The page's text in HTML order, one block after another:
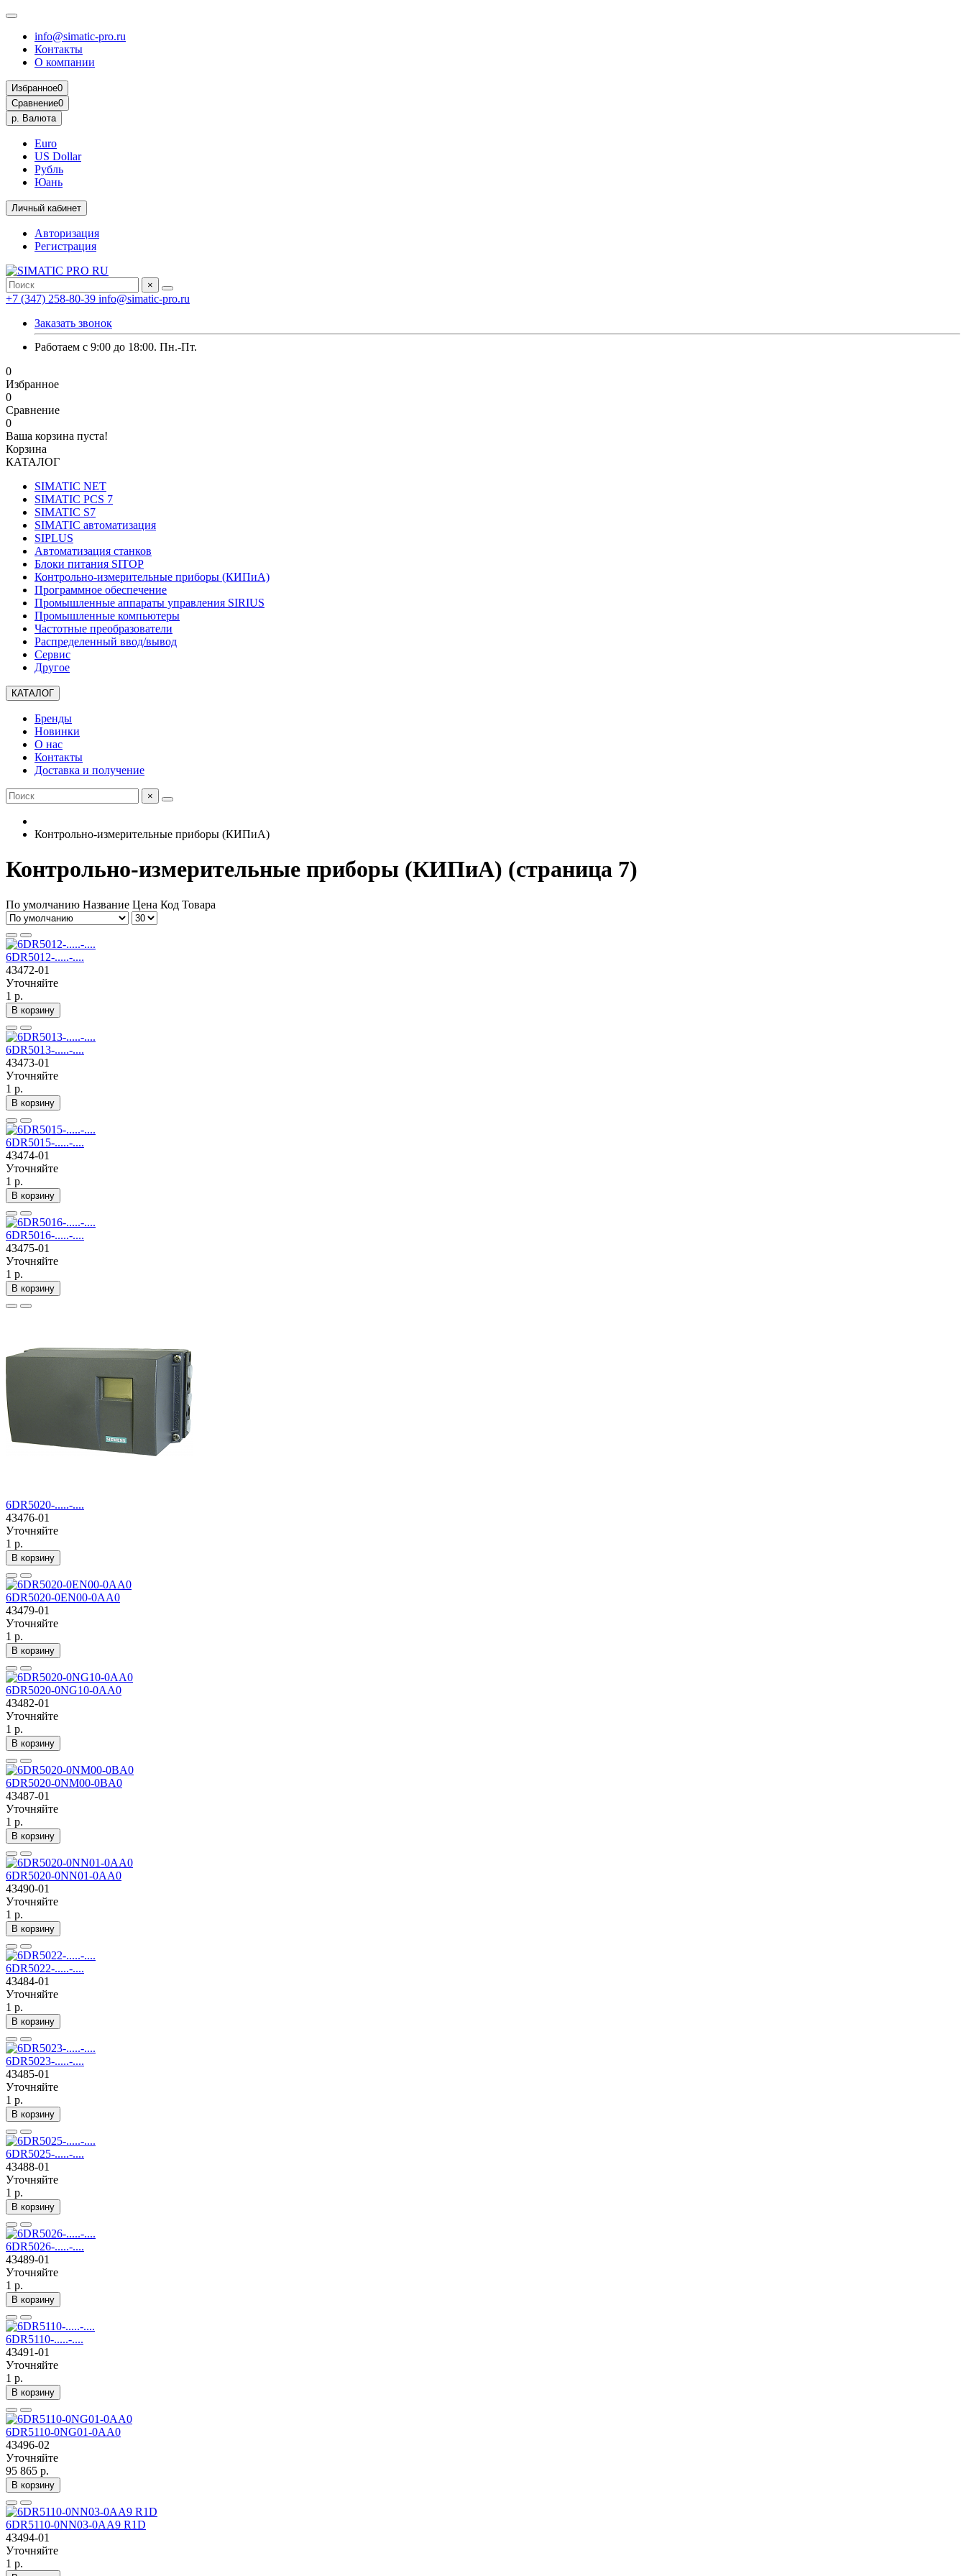
info@simatic-pro.ru
Контакты
О компании
Избранное0
Сравнение0
р. Валюта
Euro
US Dollar
Рубль
Юань
Личный кабинет
Авторизация
Регистрация
×
+7 (347) 258-80-39 info@simatic-pro.ru
Заказать звонок
Работаем с 9:00 до 18:00. Пн.-Пт.
0
Избранное
0
Сравнение
0
Ваша корзина пуста!
Корзина
КАТАЛОГ
SIMATIC NET
SIMATIC PCS 7
SIMATIC S7
SIMATIC автоматизация
SIPLUS
Автоматизация станков
Блоки питания SITOP
Контрольно-измерительные приборы (КИПиА)
Программное обеспечение
Промышленные аппараты управления SIRIUS
Промышленные компьютеры
Частотные преобразователи
Распределенный ввод/вывод
Сервис
Другое
КАТАЛОГ
Бренды
Новинки
О нас
Контакты
Доставка и получение
×
Контрольно-измерительные приборы (КИПиА)
Контрольно-измерительные приборы (КИПиА) (страница 7)
По умолчанию Название Цена Код Товара
6DR5012-.....-....
43472-01
Уточняйте
1 р.
В корзину
6DR5013-.....-....
43473-01
Уточняйте
1 р.
В корзину
6DR5015-.....-....
43474-01
Уточняйте
1 р.
В корзину
6DR5016-.....-....
43475-01
Уточняйте
1 р.
В корзину
6DR5020-.....-....
43476-01
Уточняйте
1 р.
В корзину
6DR5020-0EN00-0AA0
43479-01
Уточняйте
1 р.
В корзину
6DR5020-0NG10-0AA0
43482-01
Уточняйте
1 р.
В корзину
6DR5020-0NM00-0BA0
43487-01
Уточняйте
1 р.
В корзину
6DR5020-0NN01-0AA0
43490-01
Уточняйте
1 р.
В корзину
6DR5022-.....-....
43484-01
Уточняйте
1 р.
В корзину
6DR5023-.....-....
43485-01
Уточняйте
1 р.
В корзину
6DR5025-.....-....
43488-01
Уточняйте
1 р.
В корзину
6DR5026-.....-....
43489-01
Уточняйте
1 р.
В корзину
6DR5110-.....-....
43491-01
Уточняйте
1 р.
В корзину
6DR5110-0NG01-0AA0
43496-02
Уточняйте
95 865 р.
В корзину
6DR5110-0NN03-0AA9 R1D
43494-01
Уточняйте
1 р.